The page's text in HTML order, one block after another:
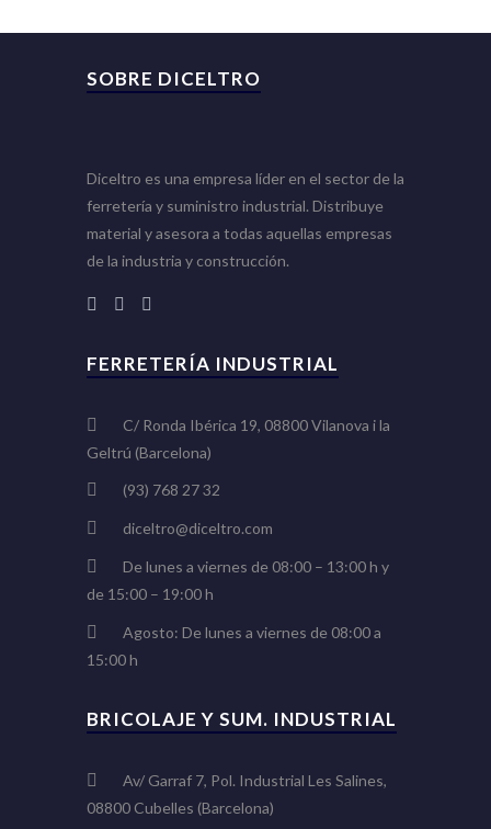
SOBRE DICELTRO
Diceltro es una empresa líder en el sector de la
ferretería y suministro industrial. Distribuye
material y asesora a todas aquellas empresas
de la industria y construcción.
FERRETERÍA INDUSTRIAL
C/ Ronda Ibérica 19, 08800 Vilanova i la
Geltrú (Barcelona)
(93) 768 27 32
diceltro@diceltro.com
De lunes a viernes de 08:00 – 13:00 h y
de 15:00 – 19:00 h
Agosto: De lunes a viernes de 08:00 a
15:00 h
BRICOLAJE Y SUM. INDUSTRIAL
Av/ Garraf 7, Pol. Industrial Les Salines,
08800 Cubelles (Barcelona)